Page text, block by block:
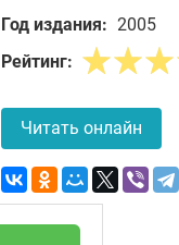
Год издания: 2005
Рейтинг:
Читать онлайн